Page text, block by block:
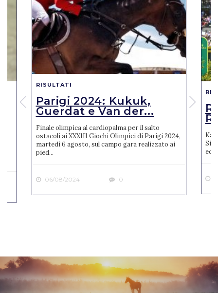
RISULTATI
Parigi 2024: Kukuk,
Guerdat e Van der...
Finale olimpica al cardiopalma per il salto
ostacoli ai XXXIII Giochi Olimpici di Parigi 2024,
martedì 6 agosto, sul campo gara realizzato ai
pied...
06/08/2024 0